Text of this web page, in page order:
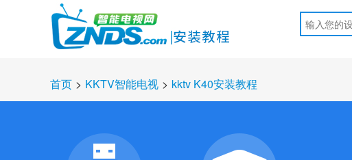
首页 > KKTV智能电视 > kktv K40安装教程